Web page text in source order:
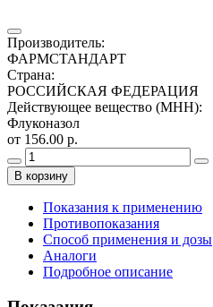
Производитель:
ФАРМСТАНДАРТ
Страна:
РОССИЙСКАЯ ФЕДЕРАЦИЯ
Действующее вещество (МНН):
Флуконазол
от 156.00 р.
В корзину
Показания к применению
Противопоказания
Способ применения и дозы
Аналоги
Подробное описание